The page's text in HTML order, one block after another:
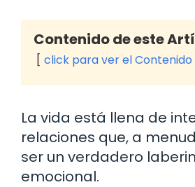
Contenido de este
click para ver el Contenido
La vida está llena de
relaciones que, a
ser un verdadero
emocional.